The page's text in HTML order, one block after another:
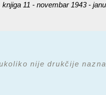
11 - novembar 1943 -
nije drukčije